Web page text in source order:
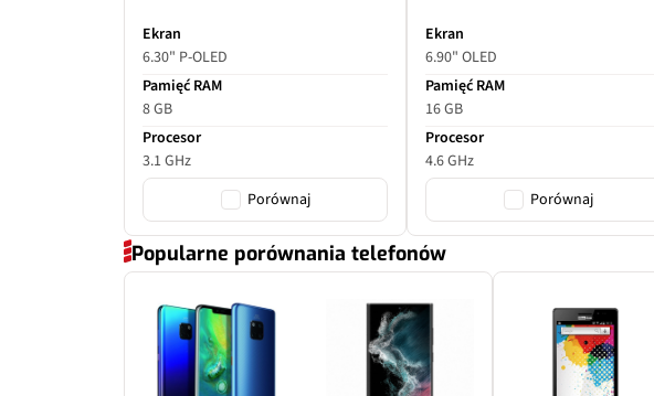
Przysłona
Zoom optyczny
Inne
Ekran
6.30" P-OLED
Pamięć RAM
8 GB
Procesor
3.1 GHz
Porównaj
Ekran
6.90" OLED
Pamięć RAM
16 GB
Procesor
4.6 GHz
Porównaj
Popularne porównania telefonów